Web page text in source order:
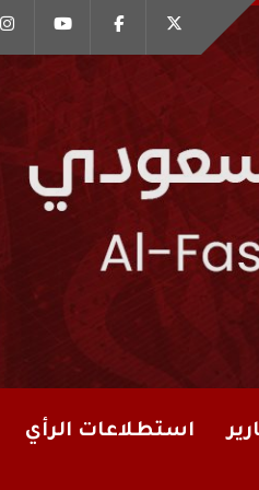
استطلاعات الرأي